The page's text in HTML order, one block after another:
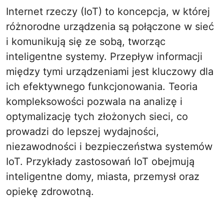
Internet rzeczy (IoT) to koncepcja, w której
różnorodne urządzenia są połączone w sieć
i komunikują się ze sobą, tworząc
inteligentne systemy. Przepływ informacji
między tymi urządzeniami jest kluczowy dla
ich efektywnego funkcjonowania. Teoria
kompleksowości pozwala na analizę i
optymalizację tych złożonych sieci, co
prowadzi do lepszej wydajności,
niezawodności i bezpieczeństwa systemów
IoT. Przykłady zastosowań IoT obejmują
inteligentne domy, miasta, przemysł oraz
opiekę zdrowotną.